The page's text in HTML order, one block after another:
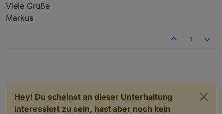
Viele Grüße
Markus
1
Hey! Du scheinst an dieser Unterhaltung
interessiert zu sein, hast aber noch kein